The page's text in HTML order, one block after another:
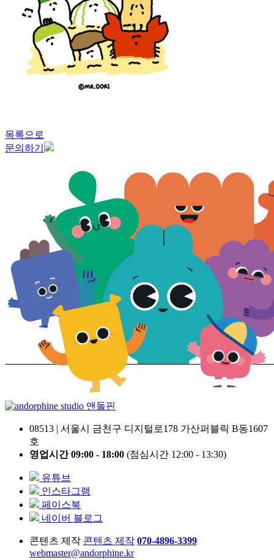
목록으로
문의하기
앤돌핀
08513 | 서울시 금천구 디지털로178 가산퍼블릭 B동1607
호
영업시간 09:00 - 18:00 (점심시간 12:00 - 13:30)
유튜브
인스타그램
페이스북
네이버 블로그
콘텐츠 제작 콘텐츠 제작 070-4896-3399
webmaster@andorphine.kr